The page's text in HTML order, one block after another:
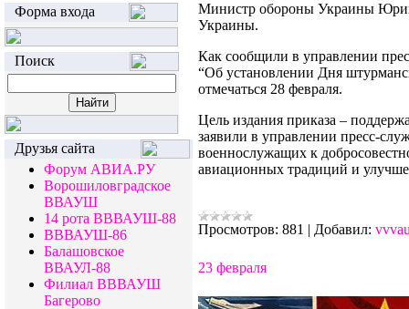
Форма входа
Поиск
Друзья сайта
Форум АВИА.РУ
Ворошиловградское
ВВАУШ
14 рота ВВВАУШ-88
ВВВАУШ-86
Балашовское
ВВАУЛ-88
Филиал ВВВАУШ
Багерово
Министр обороны Украины
Украины.
Как сообщили в управлении
“Об установлении Дня
отмечаться 28 февраля.
Цель издания приказа –
заявили в управлении пресс-
военнослужащих к
авиационных традиций и
Просмотров: 881 | Добавил:
23 февраля